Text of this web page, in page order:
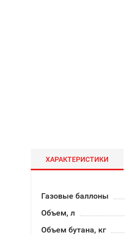
ХАРАКТЕРИСТИКИ
Газовые баллоны
Объем, л
Объем бутана, кг